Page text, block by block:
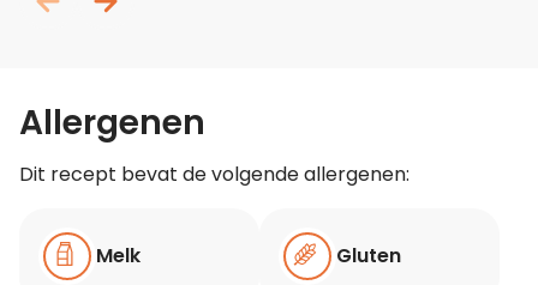
Allergenen
Dit recept bevat de volgende allergenen:
Melk Gluten